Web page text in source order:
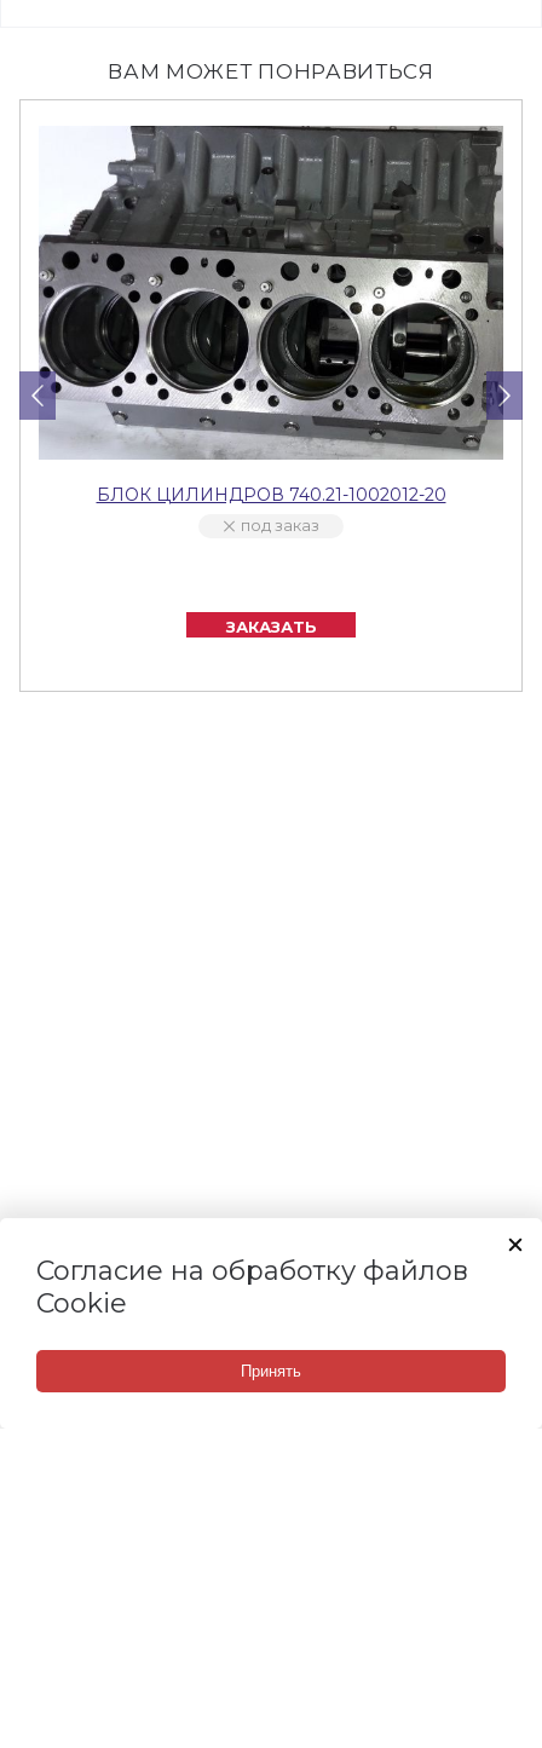
ВАМ МОЖЕТ ПОНРАВИТЬСЯ
БЛОК ЦИЛИНДРОВ 740.21-1002012-20
под заказ
ЗАКАЗАТЬ
Согласие на обработку файлов
Cookie
Принять